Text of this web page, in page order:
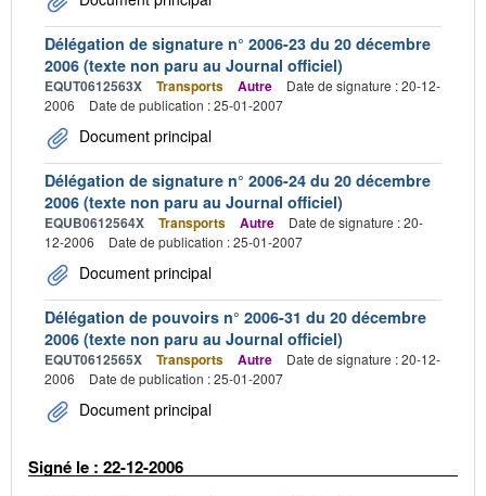
Délégation de signature n° 2006-23 du 20 décembre
2006 (texte non paru au Journal officiel)
EQUT0612563X Transports Autre
Date de signature : 20-12-
2006
Date de publication : 25-01-2007
Document principal
Délégation de signature n° 2006-24 du 20 décembre
2006 (texte non paru au Journal officiel)
EQUB0612564X Transports Autre
Date de signature : 20-
12-2006
Date de publication : 25-01-2007
Document principal
Délégation de pouvoirs n° 2006-31 du 20 décembre
2006 (texte non paru au Journal officiel)
EQUT0612565X Transports Autre
Date de signature : 20-12-
2006
Date de publication : 25-01-2007
Document principal
Signé le : 22-12-2006